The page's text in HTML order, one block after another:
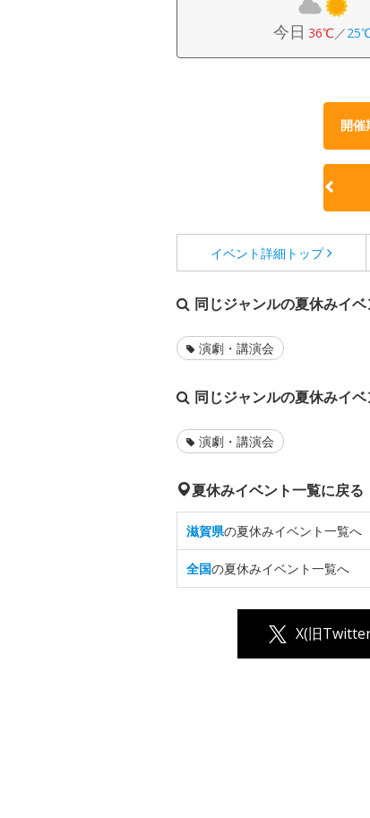
今日 36℃／
開催
イベント詳細 トップ
同じジャンルの夏休みイベ
演劇・講演会
同じジャンルの夏休みイベ
演劇・講演会
夏休みイベント一覧に戻る
滋賀県の夏休みイベント一覧へ
全国の夏休みイベント一覧へ
X(旧